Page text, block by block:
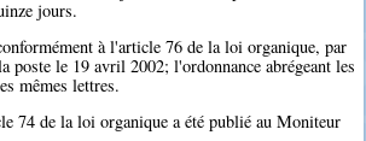
jours.
à l'article 76 de la loi organique, par
poste le 19 avril 2002; l'ordonnance abrégeant les
mêmes lettres.
74 de la loi organique a été publié au Moniteur